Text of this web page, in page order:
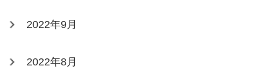
2022年9月
2022年8月